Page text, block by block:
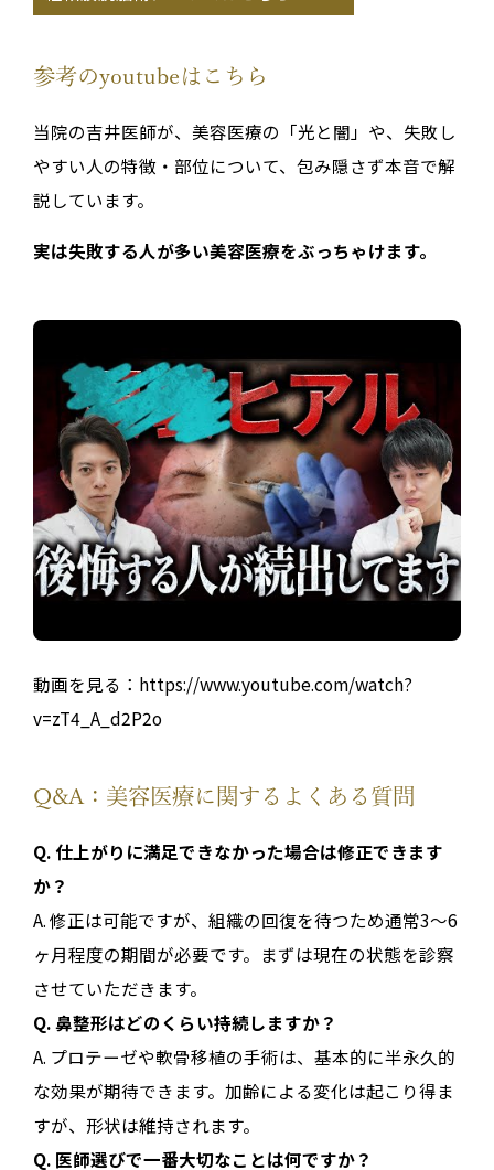
参考のyoutubeはこちら
当院の吉井医師が、美容医療の「光と闇」や、失敗し
やすい人の特徴・部位について、包み隠さず本音で解
説しています。
実は失敗する人が多い美容医療をぶっちゃけます。
動画を見る：https://www.youtube.com/watch?
v=zT4_A_d2P2o
Q&A：美容医療に関するよくある質問
Q. 仕上がりに満足できなかった場合は修正できます
か？
A. 修正は可能ですが、組織の回復を待つため通常3〜6
ヶ月程度の期間が必要です。まずは現在の状態を診察
させていただきます。
Q. 鼻整形はどのくらい持続しますか？
A. プロテーゼや軟骨移植の手術は、基本的に半永久的
な効果が期待できます。加齢による変化は起こり得ま
すが、形状は維持されます。
Q. 医師選びで一番大切なことは何ですか？